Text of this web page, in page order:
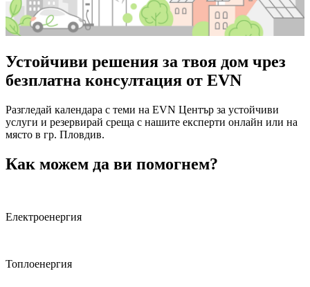
Устойчиви решения за твоя дом чрез
безплатна консултация от EVN
Разгледай календара с теми на EVN Център за устойчиви
услуги и резервирай среща с нашите експерти онлайн или на
място в гр. Пловдив.
Как можем да ви помогнем?
Електроенергия
Топлоенергия